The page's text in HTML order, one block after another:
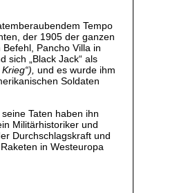
Tempo
der 1905 der ganzen
Pancho Villa in
sich „Black Jack“ als
Krieg“),und es wurde ihm
Soldaten
Taten haben ihn
Militärhistoriker und
Durchschlagskraft und
in Westeuropa